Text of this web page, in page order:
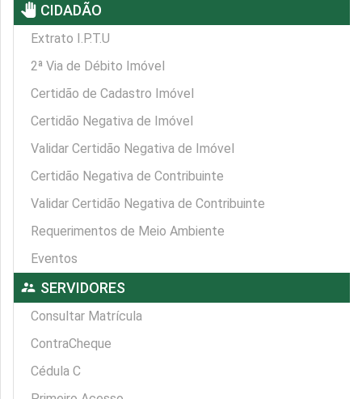
pan_tool CIDADÃO
Extrato I.P.T.U
2ª Via de Débito Imóvel
Certidão de Cadastro Imóvel
Certidão Negativa de Imóvel
Validar Certidão Negativa de Imóvel
Certidão Negativa de Contribuinte
Validar Certidão Negativa de Contribuinte
Requerimentos de Meio Ambiente
Eventos
supervisor_account SERVIDORES
Consultar Matrícula
ContraCheque
Cédula C